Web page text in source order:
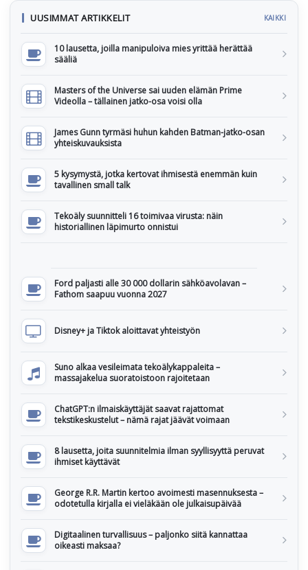
UUSIMMAT ARTIKKELIT KAIKKI
10 lausetta, joilla manipuloiva mies yrittää herättää
sääliä
Masters of the Universe sai uuden elämän Prime
Videolla – tällainen jatko-osa voisi olla
James Gunn tyrmäsi huhun kahden Batman-jatko-osan
yhteiskuvauksista
5 kysymystä, jotka kertovat ihmisestä enemmän kuin
tavallinen small talk
Tekoäly suunnitteli 16 toimivaa virusta: näin
historiallinen läpimurto onnistui
Ford paljasti alle 30 000 dollarin sähköavolavan –
Fathom saapuu vuonna 2027
Disney+ ja Tiktok aloittavat yhteistyön
Suno alkaa vesileimata tekoälykappaleita –
massajakelua suoratoistoon rajoitetaan
ChatGPT:n ilmaiskäyttäjät saavat rajattomat
tekstikeskustelut – nämä rajat jäävät voimaan
8 lausetta, joita suunnitelmia ilman syyllisyyttä peruvat
ihmiset käyttävät
George R.R. Martin kertoo avoimesti masennuksesta –
odotetulla kirjalla ei vieläkään ole julkaisupäivää
Digitaalinen turvallisuus – paljonko siitä kannattaa
oikeasti maksaa?